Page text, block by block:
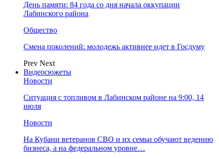
День памяти: 84 года со дня начала оккупации
Лабинского района
Общество
Смена поколений: молодежь активнее идет в Госдуму
Prev Next
Видеосюжеты
Новости
Ситуация с топливом в Лабинском районе на 9:00, 14
июля
Новости
На Кубани ветеранов СВО и их семьи обучают ведению
бизнеса, а на федеральном уровне…